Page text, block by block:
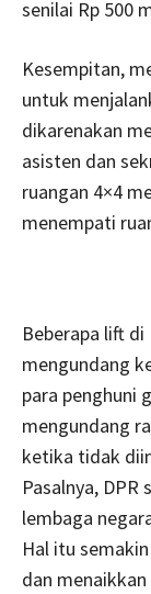
senilai Rp 500
Kesempitan,
untuk
dikarenakan
asisten dan
ruangan 4×4
menempati
Beberapa lift
mengundang
para penghuni
mengundang
ketika tidak
Pasalnya,
lembaga
Hal itu
dan